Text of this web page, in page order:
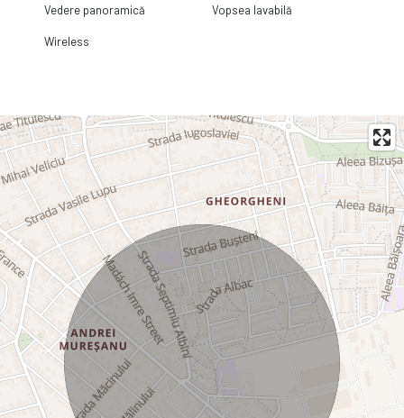
Vedere panoramică Vopsea lavabilă
Wireless